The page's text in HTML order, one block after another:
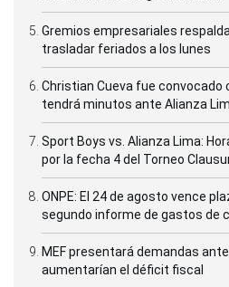
Gremios empresariales
trasladar feriados a los lunes
Christian Cueva fue convocado
tendrá minutos ante Alianza
Sport Boys vs. Alianza Lima:
por la fecha 4 del Torneo
ONPE: El 24 de agosto vence
segundo informe de gastos de
MEF presentará demandas
aumentarían el déficit fiscal